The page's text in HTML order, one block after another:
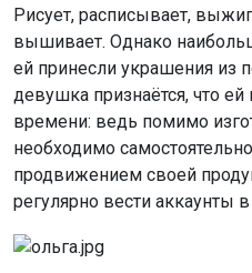
Рисует, расписывает,
вышивает. Однако
ей принесли украшения из
девушка признаётся, что ей
времени: ведь помимо
необходимо
продвижением своей
регулярно вести аккаунты в